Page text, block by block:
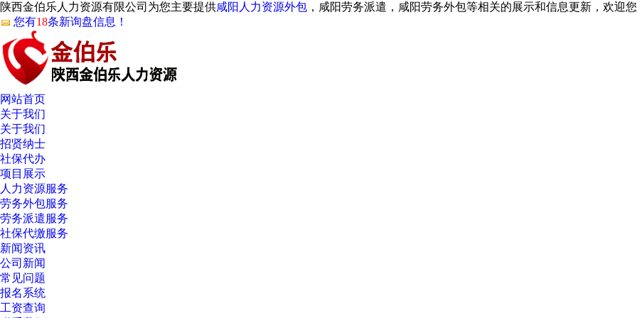
陕西金伯乐人力资源有限公司为您主要提供咸阳人力资源外包 ，咸阳劳务派遣，咸阳劳务外包等相关的展示和信息更新，欢迎
您有18条新询盘信息！
网站首页
关于我们
关于我们
招贤纳士
社保代办
项目展示
人力资源服务
劳务外包服务
劳务派遣服务
社保代缴服务
新闻资讯
公司新闻
常见问题
报名系统
工资查询